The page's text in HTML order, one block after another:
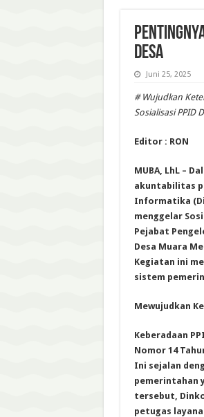
Desa
Juni 25, 2025
# Wujudkan
Sosialisasi PPID
Editor : RON
MUBA, LhL –
akuntabilitas
Informatika
menggelar
Pejabat
Desa Muara
Kegiatan ini
sistem
Mewujudkan
Keberadaan
Nomor 14
Ini sejalan
pemerintahan
tersebut,
petugas